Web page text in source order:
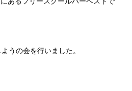
うの会を行いました。